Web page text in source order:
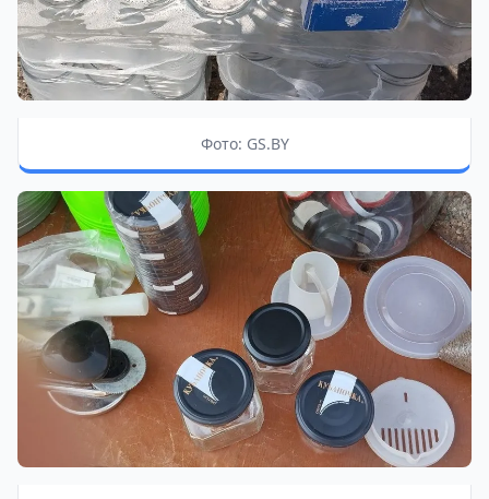
Фото: GS.BY